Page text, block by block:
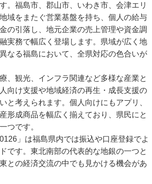
。福島市、郡山市、いわき市、会津エリ
域をまたぐ営業基盤を持ち、個人の給与
の引落し、地元企業の売上管理や資金調
実務で幅広く登場します。県域が広く地
なる福島において、全県対応の色合いが
、観光、インフラ関連など多様な産業と
向け支援や地域経済の再生・成長支援の
と考えられます。個人向けにもアプリ、
形成商品を幅広く揃えており、県民にと
つです。
」は福島県内では振込や口座登録でよ
です。東北南部の代表的な地銀の一つと
との経済交流の中でも見かける機会があ